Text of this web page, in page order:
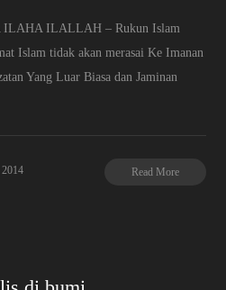
ILALLAH – Rukun Islam
Islam tidak akan merasai Ke Imanan
Yang Luar Biasa dan Jaminan
2014 Read More